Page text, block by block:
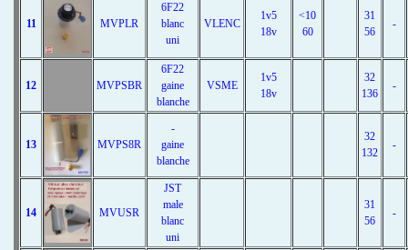
11 MVPLR
6F22
blanc
uni
VLENC
1v5
18v
<10
60
31
56
-
12 MVPSBR
6F22
gaine
blanche
VSME
1v5
18v
32
136
-
13 MVPS8R
-
gaine
blanche
32
132
-
14 MVUSR
JST
male
blanc
uni
31
56
-